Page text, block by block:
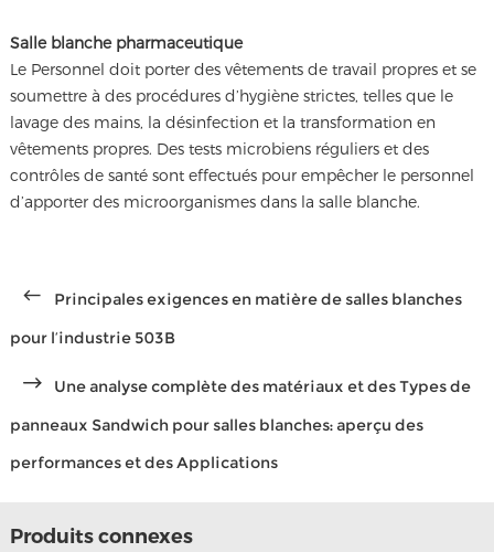
Salle blanche pharmaceutique
Le Personnel doit porter des vêtements de travail propres et se
soumettre à des procédures d’hygiène strictes, telles que le
lavage des mains, la désinfection et la transformation en
vêtements propres. Des tests microbiens réguliers et des
contrôles de santé sont effectués pour empêcher le personnel
d’apporter des microorganismes dans la salle blanche.
Principales exigences en matière de salles blanches
pour l’industrie 503B
Une analyse complète des matériaux et des Types de
panneaux Sandwich pour salles blanches: aperçu des
performances et des Applications
Produits connexes